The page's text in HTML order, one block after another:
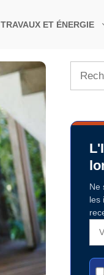
TRAVAUX ET ÉNERGIE
Ne
les